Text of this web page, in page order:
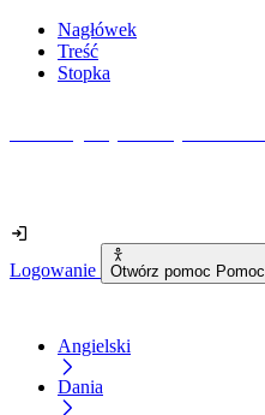
Nagłówek
Treść
Stopka
Logowanie Otwórz pomoc Pomoc
Angielski
Dania